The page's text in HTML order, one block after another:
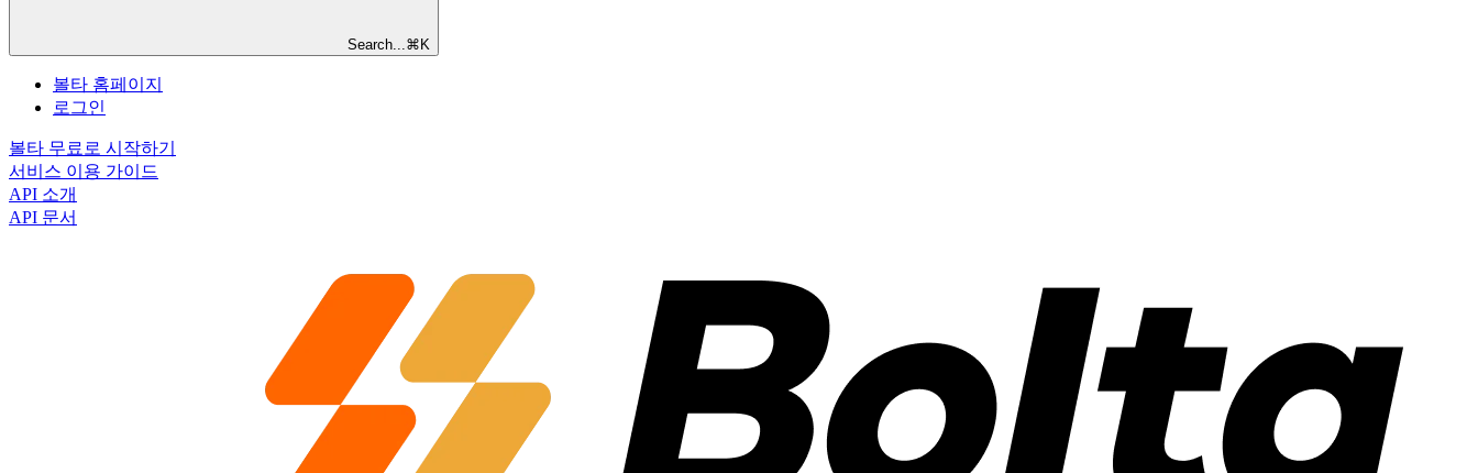
Search... ⌘ K
볼타 홈페이지
로그인
볼타 무료로 시작하기
서비스 이용 가이드
API 소개
API 문서